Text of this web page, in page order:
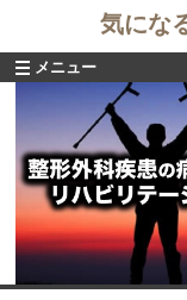
気にな
メニュー